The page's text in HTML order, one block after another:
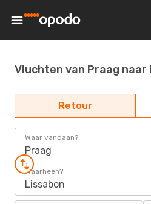
Vluchten van Praag naar
Retour
Waar vandaan?
Praag
Waarheen?
Lissabon